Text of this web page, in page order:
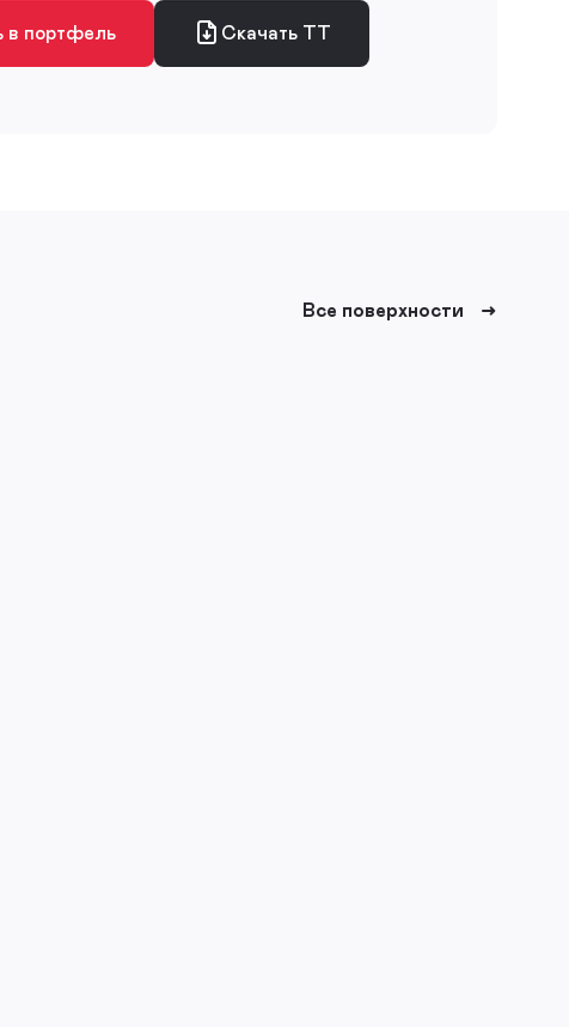
в портфель Скачать ТТ
Все поверхности